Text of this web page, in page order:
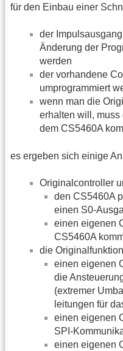
für den Einbau einer
der
Änderung der
werden
der vorhandene
umprogrammiert
wenn man die
erhalten will,
dem CS5460A
es ergeben sich einige
Originalcontroller
den CS5460A
einen S0-
einen eigenen
CS5460A
die
einen eigenen
die
(extremer
leitungen für
einen eigenen
SPI-
einen eigenen